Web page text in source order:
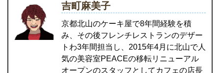
吉町麻美子
京都北山のケーキ屋で8年間経験を積
み、その後フレンチレストランのデザー
トわ3年間担当し、2015年4月に北山で人
気の美容室PEACEの移転リニューアル
オープンのスタッフとしてカフェの店長